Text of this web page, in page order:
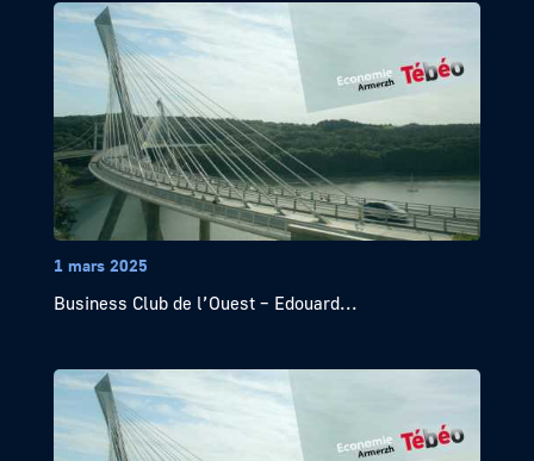
1 mars 2025
Business Club de l’Ouest – Edouard...